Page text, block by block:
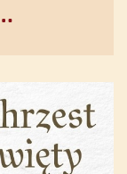
wotum